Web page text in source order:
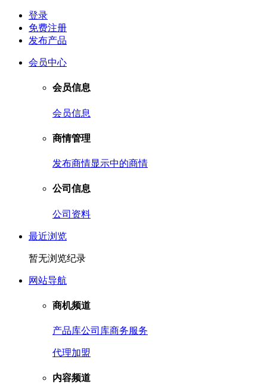
登录
免费注册
发布产品
会员中心
会员信息
会员信息
商情管理
发布商情显示中的商情
公司信息
公司资料
最近浏览
暂无浏览纪录
网站导航
商机频道
产品库公司库商务服务
代理加盟
内容频道